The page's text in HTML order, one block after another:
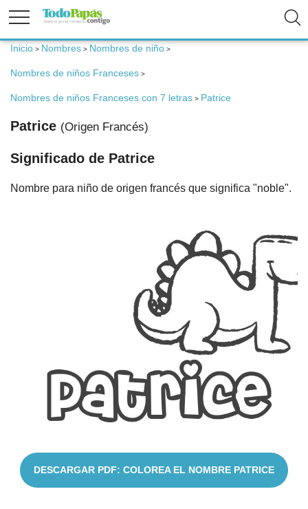
Bebé
Niños
Cuentos
Inicio > Nombres > Nombres de niño >
Nombres de niños Franceses >
Nombres de niños Franceses con 7 letras > Patrice
Patrice (Origen Francés)
Significado de Patrice
Nombre para niño de origen francés que significa "noble".
DESCARGAR PDF: COLOREA EL NOMBRE PATRICE